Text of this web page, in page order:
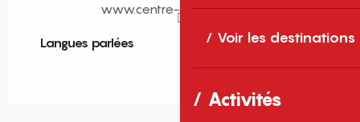
Voir les destinations
Activités
www.centre-lemoulin.com
Langues parlées
Langues parlées